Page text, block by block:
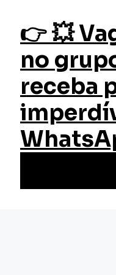
Início Cursos Cursos
Curso
Aprenda os Direitos
Grátis da EW! Domine
Inscreva-se já e